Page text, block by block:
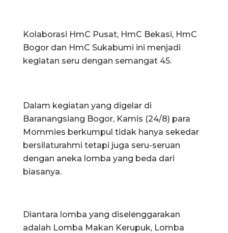
Kolaborasi HmC Pusat, HmC Bekasi, HmC
Bogor dan HmC Sukabumi ini menjadi
kegiatan seru dengan semangat 45.
Dalam kegiatan yang digelar di
Baranangsiang Bogor, Kamis (24/8) para
Mommies berkumpul tidak hanya sekedar
bersilaturahmi tetapi juga seru-seruan
dengan aneka lomba yang beda dari
biasanya.
Diantara lomba yang diselenggarakan
adalah Lomba Makan Kerupuk, Lomba